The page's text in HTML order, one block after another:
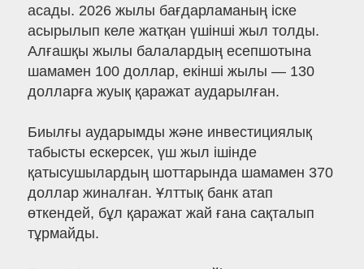
асады. 2026 жылы бағдарламаның іске
асырылып келе жатқан үшінші жыл толды.
Алғашқы жылы балалардың есепшотына
шамамен 100 доллар, екінші жылы — 130
долларға жуық қаражат аударылған.
Биылғы аударымды және инвестициялық
табысты ескерсек, үш жыл ішінде
қатысушылардың шоттарында шамамен 370
доллар жиналған. Ұлттық банк атап
өткендей, бұл қаражат жай ғана сақталып
тұрмайды.